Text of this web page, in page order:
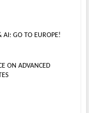
AI: GO TO EUROPE!
ON ADVANCED